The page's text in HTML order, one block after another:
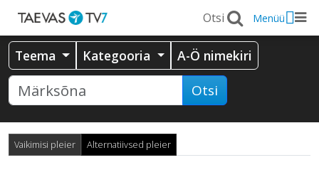
Menüü
Teema Kategooria A-Ö nimekiri
Otsi
Vaikimisi pleier Alternatiivsed pleier